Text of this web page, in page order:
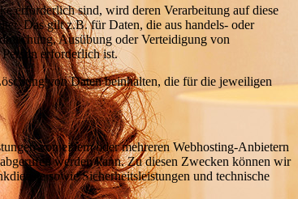
erforderlich sind, wird deren Verarbeitung auf diese
Das gilt z.B. für Daten, die aus handels- oder
Ausübung oder Verteidigung von
erforderlich ist.
von Daten beinhalten, die für die jeweiligen
von einem oder mehreren Webhosting-Anbietern
werden kann. Zu diesen Zwecken können wir
sowie Sicherheitsleistungen und technische